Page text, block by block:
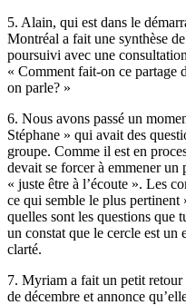
5. Alain, qui est dans le
Montréal a fait une synthèse
poursuivi avec une
« Comment fait-on ce partage
on parle? »
6. Nous avons passé un
Stéphane » qui avait des
groupe. Comme il est en
devait se forcer à emmener un
« juste être à l’écoute ». Les
ce qui semble le plus
quelles sont les questions que
un constat que le cercle est un
clarté.
7. Myriam a fait un petit
de décembre et annonce